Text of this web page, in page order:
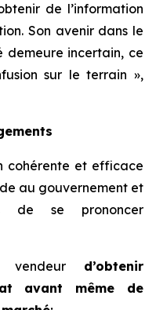
de l’information
Son avenir dans le
demeure incertain, ce
sur le terrain »,
cohérente et efficace
au gouvernement et
de se prononcer
vendeur d’obtenir
avant même de